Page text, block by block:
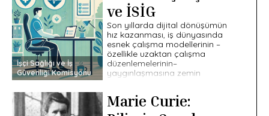
İşçi Sağlığı ve İş
Güvenliği Komisyonu
ve İSİG
Son yıllarda dijital dönüşümün
hız kazanması, iş dünyasında
esnek çalışma modellerinin –
özellikle uzaktan çalışma
düzenlemelerinin–
yaygınlaşmasına zemin
gelişmesiyle birlikte çalışanların
[…]
Marie Curie: